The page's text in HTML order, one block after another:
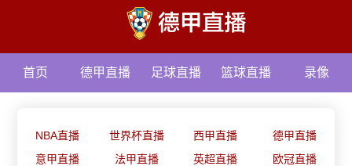
首页 德甲直播 足球直播 篮球直播 录像
NBA直播 世界杯直播 西甲直播
德甲直播
意甲直播
法甲直播 英超直播
欧冠直播